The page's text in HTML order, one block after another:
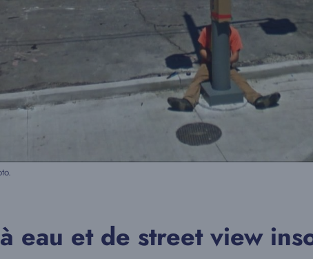
eau et de street view